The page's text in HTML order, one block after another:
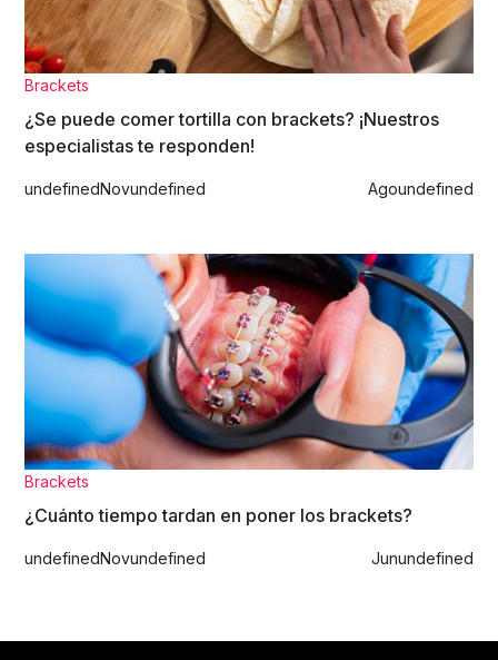
Brackets
¿Se puede comer tortilla con brackets? ¡Nuestros
especialistas te responden!
undefinedNovundefined Agoundefined
Brackets
¿Cuánto tiempo tardan en poner los brackets?
undefinedNovundefined Junundefined